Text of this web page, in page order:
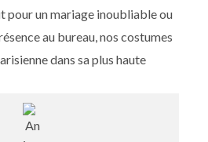
pour un mariage inoubliable ou
au bureau, nos costumes
dans sa plus haute